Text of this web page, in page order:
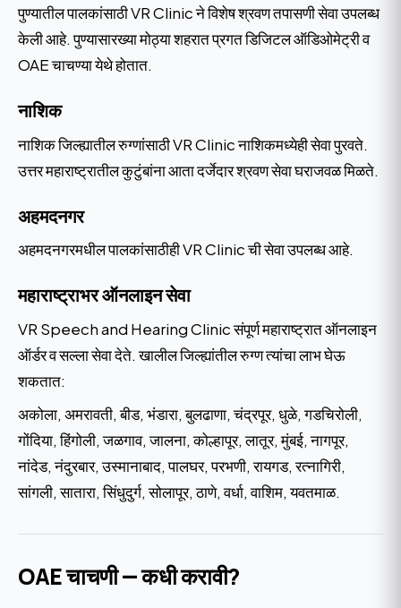
पुण्यातील पालकांसाठी VR Clinic ने विशेष श्रवण तपासणी सेवा उपलब्ध
केली आहे. पुण्यासारख्या मोठ्या शहरात प्रगत डिजिटल ऑडिओमेट्री व
OAE चाचण्या येथे होतात.
नाशिक
नाशिक जिल्ह्यातील रुग्णांसाठी VR Clinic नाशिकमध्येही सेवा पुरवते.
उत्तर महाराष्ट्रातील कुटुंबांना आता दर्जेदार श्रवण सेवा घराजवळ मिळते.
अहमदनगर
अहमदनगरमधील पालकांसाठीही VR Clinic ची सेवा उपलब्ध आहे.
महाराष्ट्राभर ऑनलाइन सेवा
VR Speech and Hearing Clinic संपूर्ण महाराष्ट्रात ऑनलाइन
ऑर्डर व सल्ला सेवा देते. खालील जिल्ह्यांतील रुग्ण त्यांचा लाभ घेऊ
शकतात:
अकोला, अमरावती, बीड, भंडारा, बुलढाणा, चंद्रपूर, धुळे, गडचिरोली,
गोंदिया, हिंगोली, जळगाव, जालना, कोल्हापूर, लातूर, मुंबई, नागपूर,
नांदेड, नंदुरबार, उस्मानाबाद, पालघर, परभणी, रायगड, रत्नागिरी,
सांगली, सातारा, सिंधुदुर्ग, सोलापूर, ठाणे, वर्धा, वाशिम, यवतमाळ.
OAE चाचणी — कधी करावी?